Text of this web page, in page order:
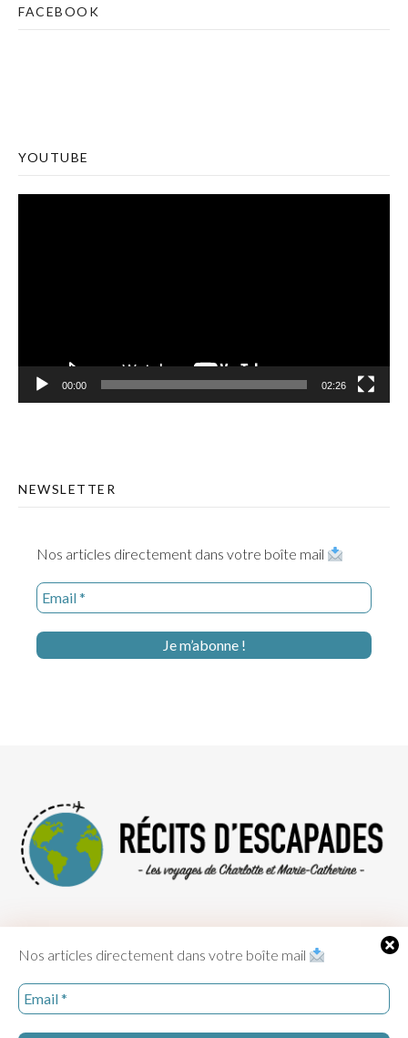
Nos articles directement dans votre boîte mail
FACEBOOK
YOUTUBE
00:00 02:26
NEWSLETTER
Nos articles directement dans votre boîte mail
légales